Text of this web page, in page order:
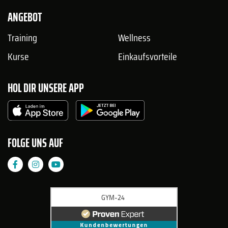
ANGEBOT
Training
Kurse
Wellness
Einkaufsvorteile
HOL DIR UNSERE APP
FOLGE UNS AUF